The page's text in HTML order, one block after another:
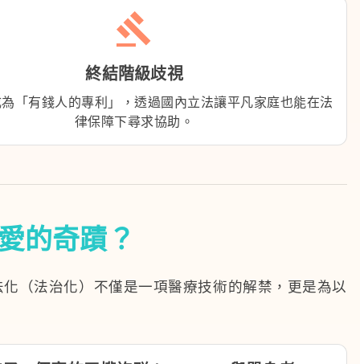
gavel
終結階級歧視
「有錢人的專利」，透過國內立法讓平凡家庭也能在法
律保障下尋求協助。
的奇蹟？
（法治化）不僅是一項醫療技術的解禁，更是為以